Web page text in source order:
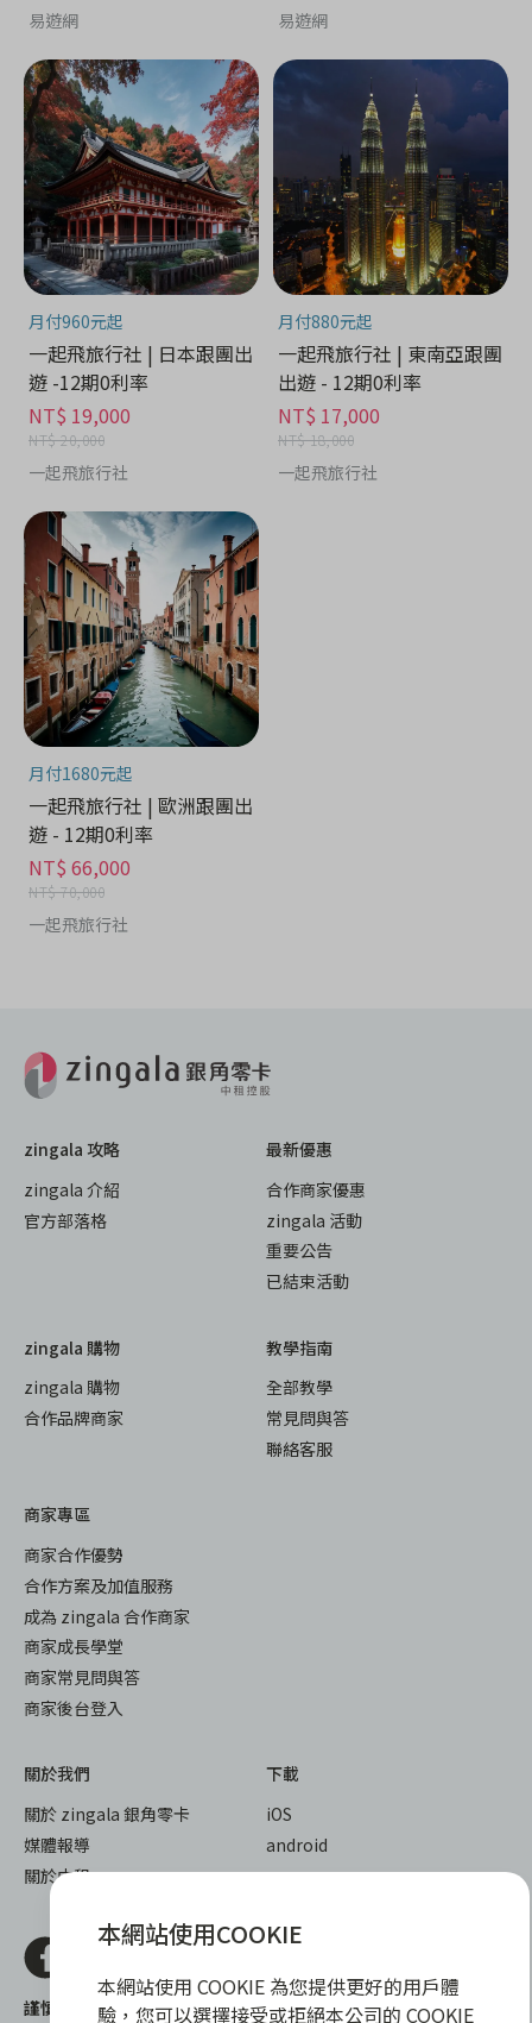
易遊網 易遊網
月付960元起
一起飛旅行社 | 日本跟團出
遊 -12期0利率
NT$ 19,000
NT$ 20,000
一起飛旅行社
月付880元起
一起飛旅行社 | 東南亞跟團
出遊 - 12期0利率
NT$ 17,000
NT$ 18,000
一起飛旅行社
月付1680元起
一起飛旅行社 | 歐洲跟團出
遊 - 12期0利率
NT$ 66,000
NT$ 70,000
一起飛旅行社
zingala 攻略
zingala 介紹
官方部落格
最新優惠
合作商家優惠
zingala 活動
重要公告
已結束活動
zingala 購物
zingala 購物
合作品牌商家
教學指南
全部教學
常見問與答
聯絡客服
商家專區
商家合作優勢
合作方案及加值服務
成為 zingala 合作商家
商家成長學堂
商家常見問與答
商家後台登入
關於我們
關於 zingala 銀角零卡
媒體報導
關於中租
下載
iOS
android
謹慎衡量自身財務狀況，理性理財最安心
本網站使用COOKIE
本網站使用 COOKIE 為您提供更好的用戶體
驗，您可以選擇接受或拒絕本公司的 COOKIE